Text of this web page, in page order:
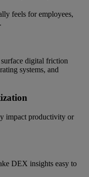
feels for employees,
digital friction
systems, and
impact productivity or
DEX insights easy to